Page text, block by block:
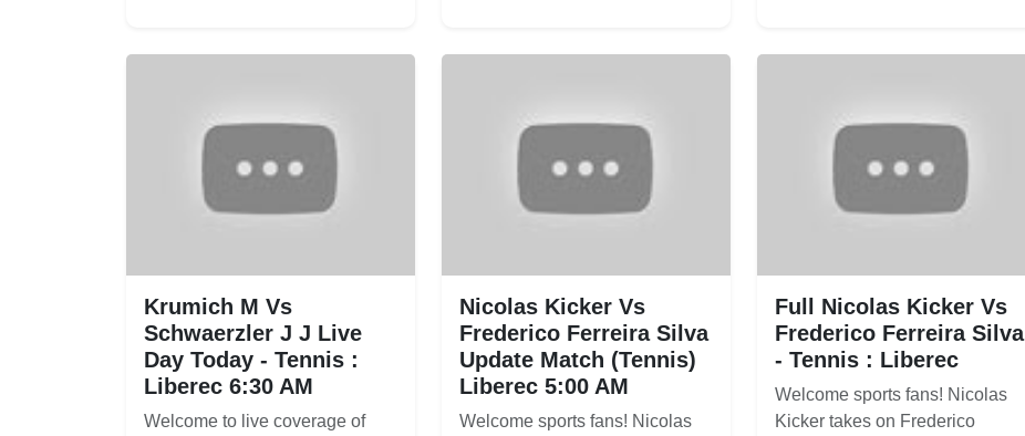
Krumich M Vs
Schwaerzler J J Live
Day Today - Tennis :
Liberec 6:30 AM
Welcome to live coverage of
Nicolas Kicker Vs
Frederico Ferreira Silva
Update Match (Tennis)
Liberec 5:00 AM
Welcome sports fans! Nicolas
Full Nicolas Kicker Vs
Frederico Ferreira Silva
- Tennis : Liberec
Welcome sports fans! Nicolas
Kicker takes on Frederico